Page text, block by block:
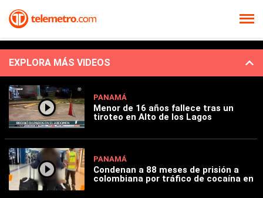
EXPLORA MÁS VIDEOS
PANAMÁ
Menor de 16 años fallece tras un
tiroteo en Alto de los Lagos
PANAMÁ
Condenan a 88 meses de prisión a
colombiana por tráfico de cocaína en